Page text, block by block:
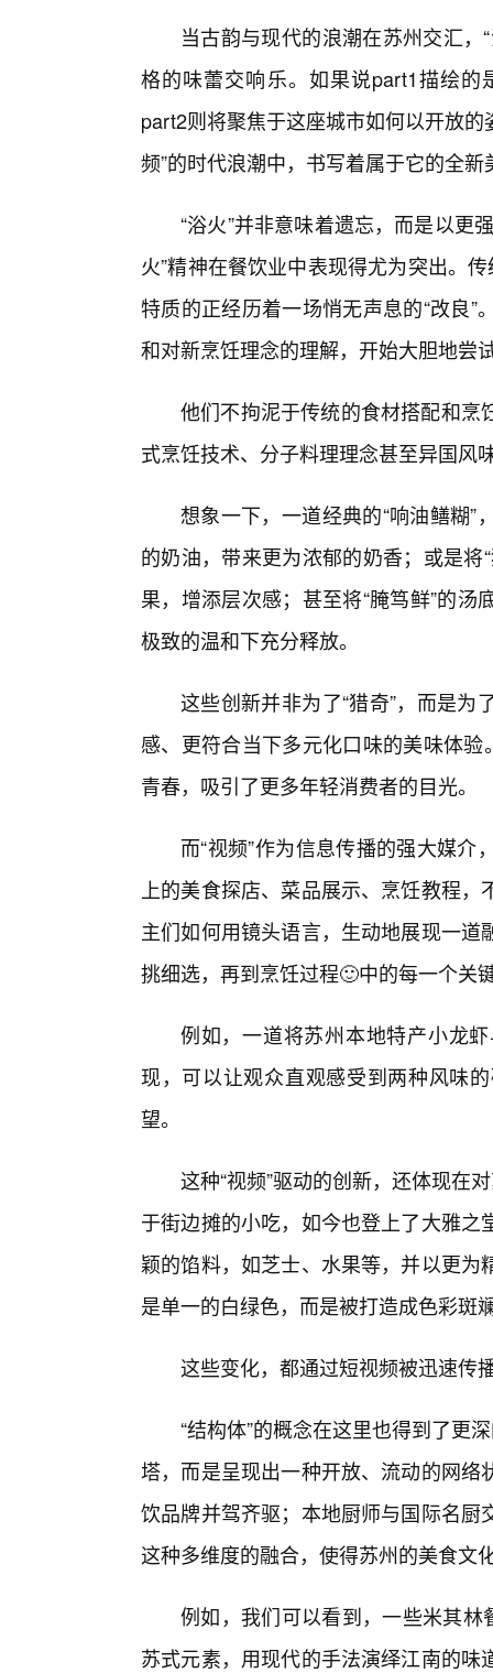
当古韵与现代的浪潮在苏州交汇
格的味蕾交响乐。如果说part1描绘
part2则将聚焦于这座城市如何以开放的
频”的时代浪潮中，书写着属于它的全新
“浴火”并非意味着遗忘，而是以更
火”精神在餐饮业中表现得尤为突出。
特质的正经历着一场悄无声息的“改良
和对新烹饪理念的理解，开始大胆地尝
他们不拘泥于传统的食材搭配和烹
式烹饪技术、分子料理理念甚至异国风
想象一下，一道经典的“响油鳝糊
的奶油，带来更为浓郁的奶香；或是
果，增添层次感；甚至将“腌笃鲜”的
极致的温和下充分释放。
这些创新并非为了“猎奇”，而是
感、更符合当下多元化口味的美味体
青春，吸引了更多年轻消费者的目光。
而“视频”作为信息传播的强大媒
上的美食探店、菜品展示、烹饪教程
主们如何用镜头语言，生动地展现一
挑细选，再到烹饪过程🙂中的每一个关
例如，一道将苏州本地特产小龙
现，可以让观众直观感受到两种风味
望。
这种“视频”驱动的创新，还体现在
于街边摊的小吃，如今也登上了大雅
颖的馅料，如芝士、水果等，并以更
是单一的白绿色，而是被打造成色彩斑
这些变化，都通过短视频被迅速传
“结构体”的概念在这里也得到了更
塔，而是呈现出一种开放、流动的网
饮品牌并驾齐驱；本地厨师与国际名
这种多维度的融合，使得苏州的美食文
例如，我们可以看到，一些米其林
苏式元素，用现代的手法演绎江南的